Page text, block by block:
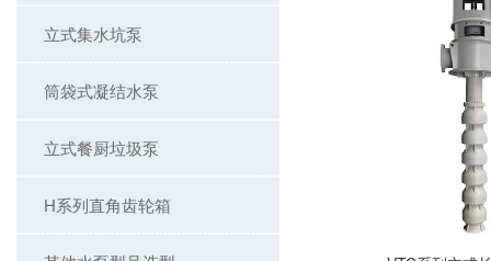
立式集水坑泵
筒袋式凝结水泵
立式餐厨垃圾泵
H系列直角齿轮箱